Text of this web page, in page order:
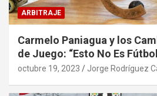
ARBITRAJE
Carmelo Paniagua y los
de Juego: “Esto No Es
octubre 19, 2023 Jorge Rodríguez